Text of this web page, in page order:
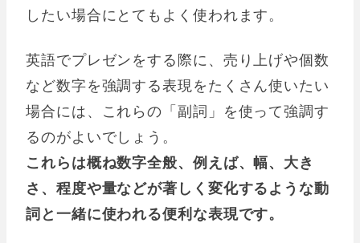
したい場合にとてもよく使われます。
英語でプレゼンをする際に、売り上げや個数
など数字を強調する表現をたくさん使いたい
場合には、これらの「副詞」を使って強調す
るのがよいでしょう。
これらは概ね数字全般、例えば、幅、大き
さ、程度や量などが著しく変化するような動
詞と一緒に使われる便利な表現です。